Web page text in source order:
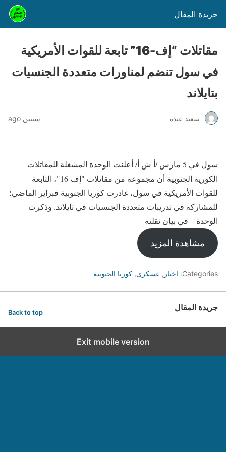
جريدة المقال
مقاتلات “إف-16” تابعة للقوات الأمريكية
في سول تنضم لمناورات متعددة الجنسيات
بتايلاند
سعيد عبده سنتين ago
سول في 5 مارس /أ ش أ/ أعلنت الوحدة المشغلة للمقاتلات
الكورية الجنوبية أن مجموعة من مقاتلات "إف-16"، التابعة
للقوات الأمريكية في سول، غادرت كوريا الجنوبية فبراير الماضي؛
للمشاركة في تدريبات متعددة الجنسيات في تايلاند. وذكرت
الوحدة – في بيان نقلته
مشاهدة المزيد
Categories: اخبار , عسكرى, كوريا الجنوبية
جريدة المقال Back to top
Exit mobile version